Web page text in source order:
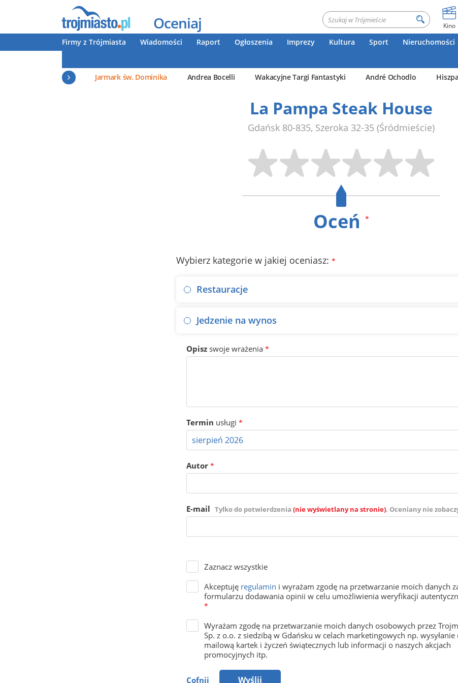
Oceniaj Kino
Firmy z Trójmiasta Wiadomości Raport Ogłoszenia Imprezy Kultura Sport Nieruchomości
Jarmark św. Dominika
Andrea Bocelli Wakacyjne Targi Fantastyki André Ochodlo
La Pampa Steak House
Gdańsk 80-835, Szeroka 32-35 (Śródmieście)
Oceń *
Wybierz kategorie w jakiej oceniasz: *
Restauracje
Jedzenie na wynos
Opisz swoje wrażenia *
Termin usługi *
Autor *
E-mail Tylko do potwierdzenia (nie wyświetlany na stronie). Oceniany nie
Zaznacz wszystkie
Akceptuję regulamin i wyrażam zgodę na przetwarzanie moich danych
formularzu dodawania opinii w celu umożliwienia weryfikacji
*
Wyrażam zgodę na przetwarzanie moich danych osobowych przez
Sp. z o.o. z siedzibą w Gdańsku w celach marketingowych np. wysyłanie
mailową kartek i życzeń świątecznych lub informacji o naszych akcjach
promocyjnych itp.
Cofnij Wyślij